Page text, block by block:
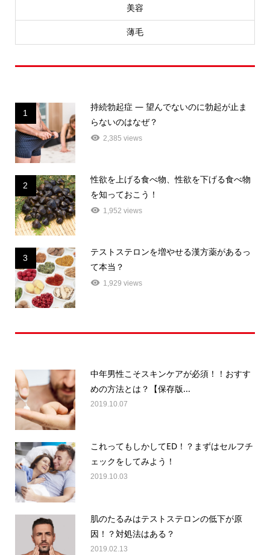
美容
薄毛
1
持続勃起症 ― 望んでないのに勃起が止ま
らないのはなぜ？
2,385 views
2
性欲を上げる食べ物、性欲を下げる食べ物
を知っておこう！
1,952 views
3
テストステロンを増やせる漢方薬があるっ
て本当？
1,929 views
中年男性こそスキンケアが必須！！おすす
めの方法とは？【保存版...
2019.10.07
これってもしかしてED！？まずはセルフチ
ェックをしてみよう！
2019.10.03
肌のたるみはテストステロンの低下が原
因！？対処法はある？
2019.02.13